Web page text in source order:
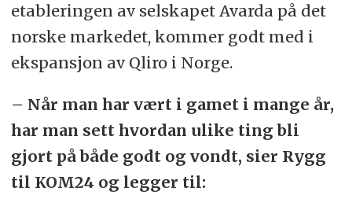
etableringen av selskapet Avarda på det
norske markedet, kommer godt med i
ekspansjon av Qliro i Norge.
– Når man har vært i gamet i mange år,
har man sett hvordan ulike ting bli
gjort på både godt og vondt, sier Rygg
til KOM24 og legger til: